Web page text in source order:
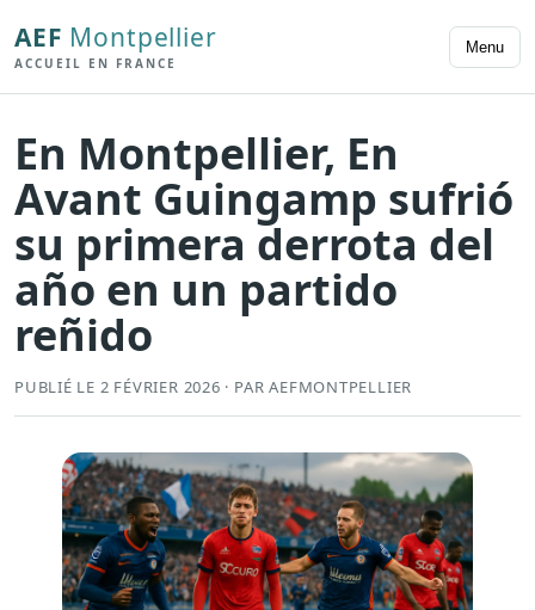
AEF Montpellier
ACCUEIL EN FRANCE
Menu
En Montpellier, En
Avant Guingamp sufrió
su primera derrota del
año en un partido
reñido
PUBLIÉ LE 2 FÉVRIER 2026 · PAR AEFMONTPELLIER